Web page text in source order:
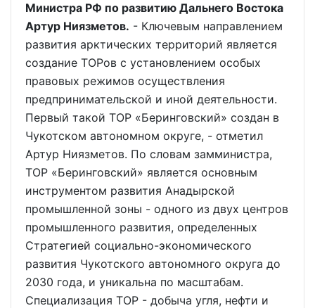
Министра РФ по развитию Дальнего Востока
Артур Ниязметов. - Ключевым направлением
развития арктических территорий является
создание ТОРов с установлением особых
правовых режимов осуществления
предпринимательской и иной деятельности.
Первый такой ТОР «Беринговский» создан в
Чукотском автономном округе, - отметил
Артур Ниязметов. По словам замминистра,
ТОР «Беринговский» является основным
инструментом развития Анадырской
промышленной зоны - одного из двух центров
промышленного развития, определенных
Стратегией социально-экономического
развития Чукотского автономного округа до
2030 года, и уникальна по масштабам.
Специализация ТОР - добыча угля, нефти и